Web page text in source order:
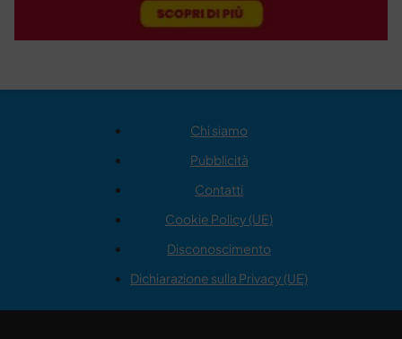
Chi siamo
Pubblicità
Contatti
Cookie Policy (UE)
Disconoscimento
Dichiarazione sulla Privacy (UE)